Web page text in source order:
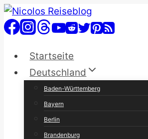
Zum
Inhalt
Startseite
Deutschland
Baden-Württemberg
Bayern
Berlin
Brandenburg